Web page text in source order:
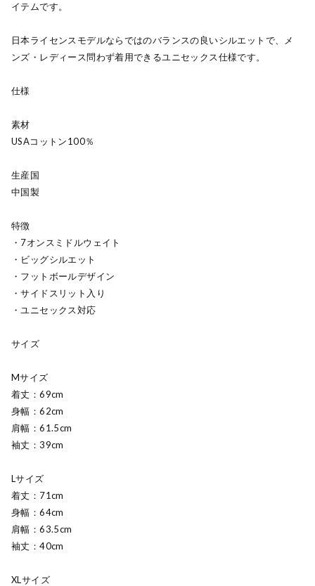
イテムです。
日本ライセンスモデルならではのバランスの良いシルエットで、メ
ンズ・レディース問わず着用できるユニセックス仕様です。
仕様
素材
USAコットン100％
生産国
中国製
特徴
・7オンスミドルウェイト
・ビッグシルエット
・フットボールデザイン
・サイドスリット入り
・ユニセックス対応
サイズ
Mサイズ
着丈：69cm
身幅：62cm
肩幅：61.5cm
袖丈：39cm
Lサイズ
着丈：71cm
身幅：64cm
肩幅：63.5cm
袖丈：40cm
XLサイズ